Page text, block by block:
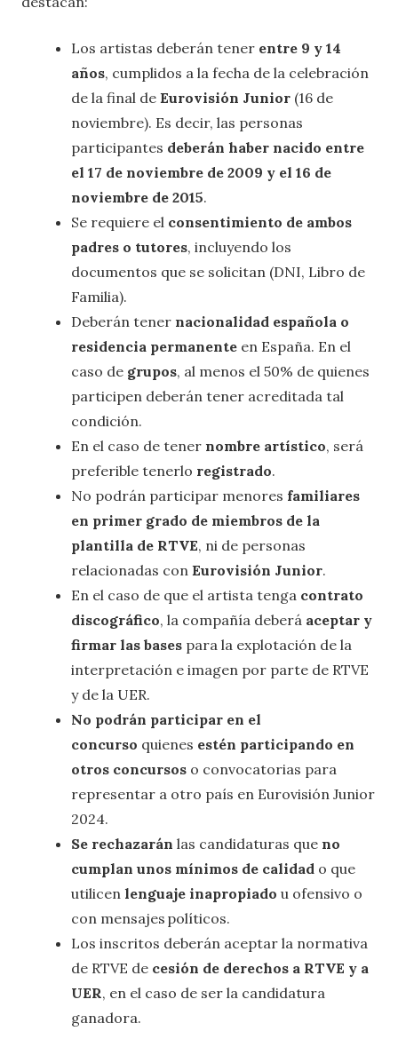
Los artistas deberán tener entre 9 y 14
años, cumplidos a la fecha de la celebración
de la final de Eurovisión Junior (16 de
noviembre). Es decir, las personas
participantes deberán haber nacido entre
el 17 de noviembre de 2009 y el 16 de
noviembre de 2015.
Se requiere el consentimiento de ambos
padres o tutores, incluyendo los
documentos que se solicitan (DNI, Libro de
Familia).
Deberán tener nacionalidad española o
residencia permanente en España. En el
caso de grupos, al menos el 50% de quienes
participen deberán tener acreditada tal
condición.
En el caso de tener nombre artístico, será
preferible tenerlo registrado.
No podrán participar menores familiares
en primer grado de miembros de la
plantilla de RTVE, ni de personas
relacionadas con Eurovisión Junior.
En el caso de que el artista tenga contrato
discográfico, la compañía deberá aceptar y
firmar las bases para la explotación de la
interpretación e imagen por parte de RTVE
y de la UER.
No podrán participar en el
concurso quienes estén participando en
otros concursos o convocatorias para
representar a otro país en Eurovisión Junior
2024.
Se rechazarán las candidaturas que no
cumplan unos mínimos de calidad o que
utilicen lenguaje inapropiado u ofensivo o
con mensajes políticos.
Los inscritos deberán aceptar la normativa
de RTVE de cesión de derechos a RTVE y a
UER, en el caso de ser la candidatura
ganadora.